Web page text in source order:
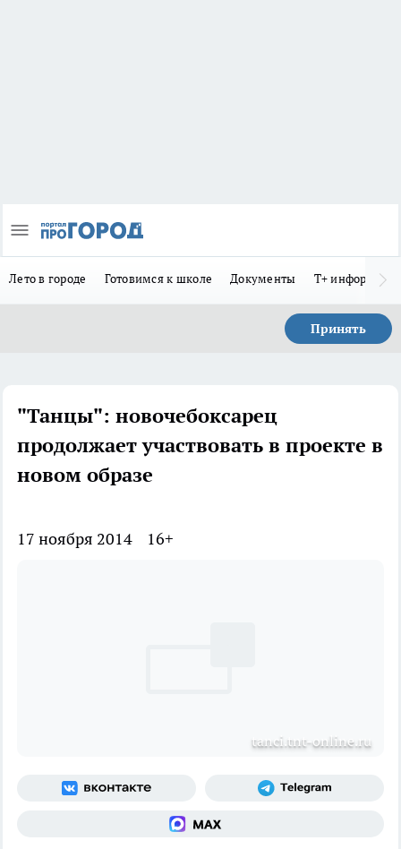
Лето в городе Готовимся к школе Документы Т+
Принять
"Танцы": новочебоксарец
продолжает участвовать в проекте в
новом образе
17 ноября 2014 16+
tanci.tnt-online.ru